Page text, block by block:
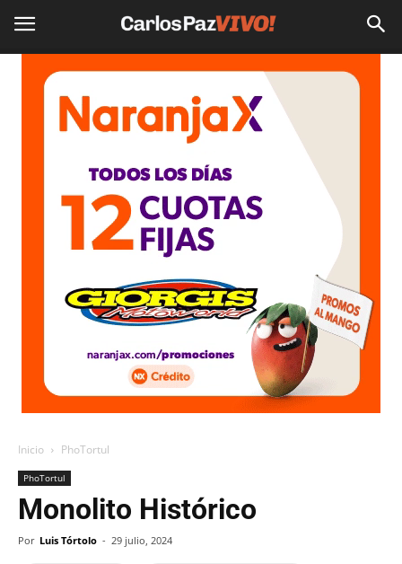
Inicio PhoTortul
PhoTortul
Monolito Histórico
Por Luis Tórtolo - 29 julio, 2024